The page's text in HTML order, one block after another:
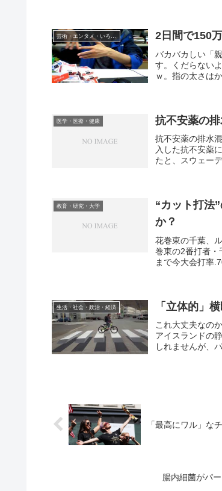
芸術・エンタメ・いろいろ 2日間で150
バカバカしい「
す。くだらない
ｗ。指の太さは
医学・医療・健康 抗不安薬の
抗不安薬の排水
入した抗不安薬
たと、スウェー
教育・研究・大学
“カット打法
か？
花巻東の千葉、
巻東の2番打者
まで今大会打率
生活・社会・政治・経済 「立体的」
これ大丈夫なの
アイスランドの
しれませんが、
「最高にワル」
腸内細菌がパ